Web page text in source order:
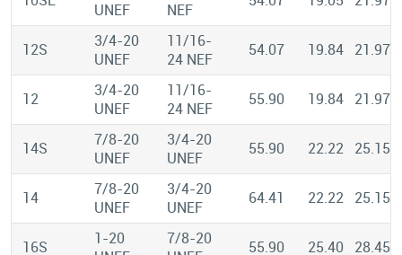
UNEF
NEF
12S
3/4-20
UNEF
11/16-
24 NEF
54.07 19.84 21.97
12
3/4-20
UNEF
11/16-
24 NEF
55.90 19.84 21.97
14S
7/8-20
UNEF
3/4-20
UNEF
55.90 22.22 25.15
14
7/8-20
UNEF
3/4-20
UNEF
64.41 22.22 25.15
16S
1-20
7/8-20
55.90 25.40 28.45